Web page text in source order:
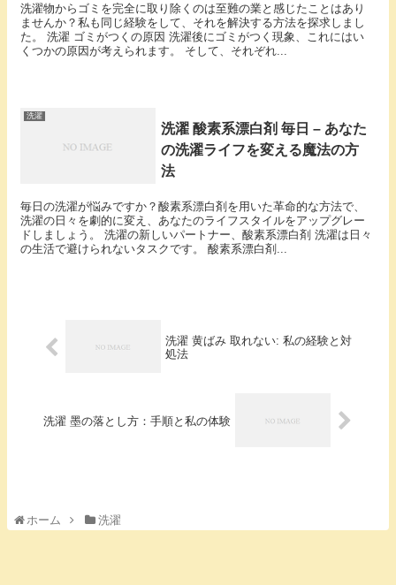
洗濯物からゴミを完全に取り除くのは至難の業と感じたことはあり
ませんか？私も同じ経験をして、それを解決する方法を探求しまし
た。 洗濯 ゴミがつくの原因 洗濯後にゴミがつく現象、これにはい
くつかの原因が考えられます。 そして、それぞれ...
洗濯
洗濯 酸素系漂白剤 毎日 – あなた
の洗濯ライフを変える魔法の方
法
毎日の洗濯が悩みですか？酸素系漂白剤を用いた革命的な方法で、
洗濯の日々を劇的に変え、あなたのライフスタイルをアップグレー
ドしましょう。 洗濯の新しいパートナー、酸素系漂白剤 洗濯は日々
の生活で避けられないタスクです。 酸素系漂白剤...
洗濯 黄ばみ 取れない: 私の経験と対
処法
洗濯 墨の落とし方：手順と私の体験
ホーム 洗濯